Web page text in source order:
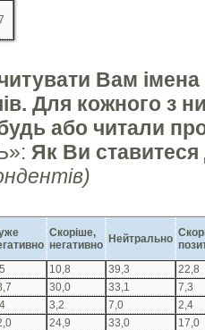
Вам
Для кожного з
або читали
Як Ви
Скоріше,
негативно
Нейтрально
10,8 39,3
22,8
30,0 33,1
7,3
3,2 7,0
2,4
24,9 33,0
17,0